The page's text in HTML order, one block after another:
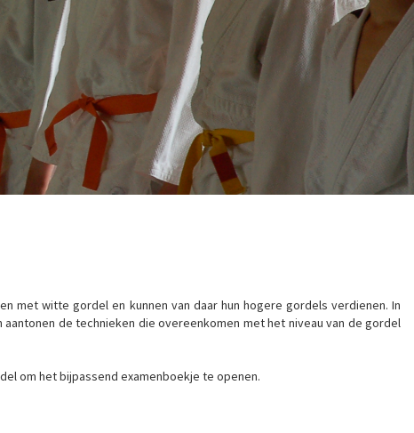
met witte gordel en kunnen van daar hun hogere gordels verdienen. In
de technieken die overeenkomen met het niveau van de gordel
om het bijpassend examenboekje te openen.